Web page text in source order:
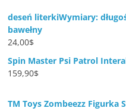
deseń literkiWymiary:
bawełny
24,00$
Spin Master Psi Patrol
159,90$
TM Toys Zombeezz Figurka